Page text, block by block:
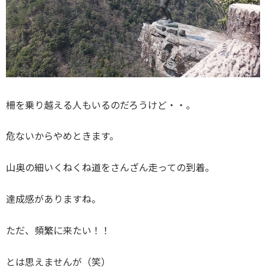
柵を乗り越える人もいるのだろうけど・・。
危ないからやめときます。
山奥の細いくねくね道をさんざん走っての到着。
達成感がありますね。
ただ、頻繁に来たい！！
とは思えませんが（笑）